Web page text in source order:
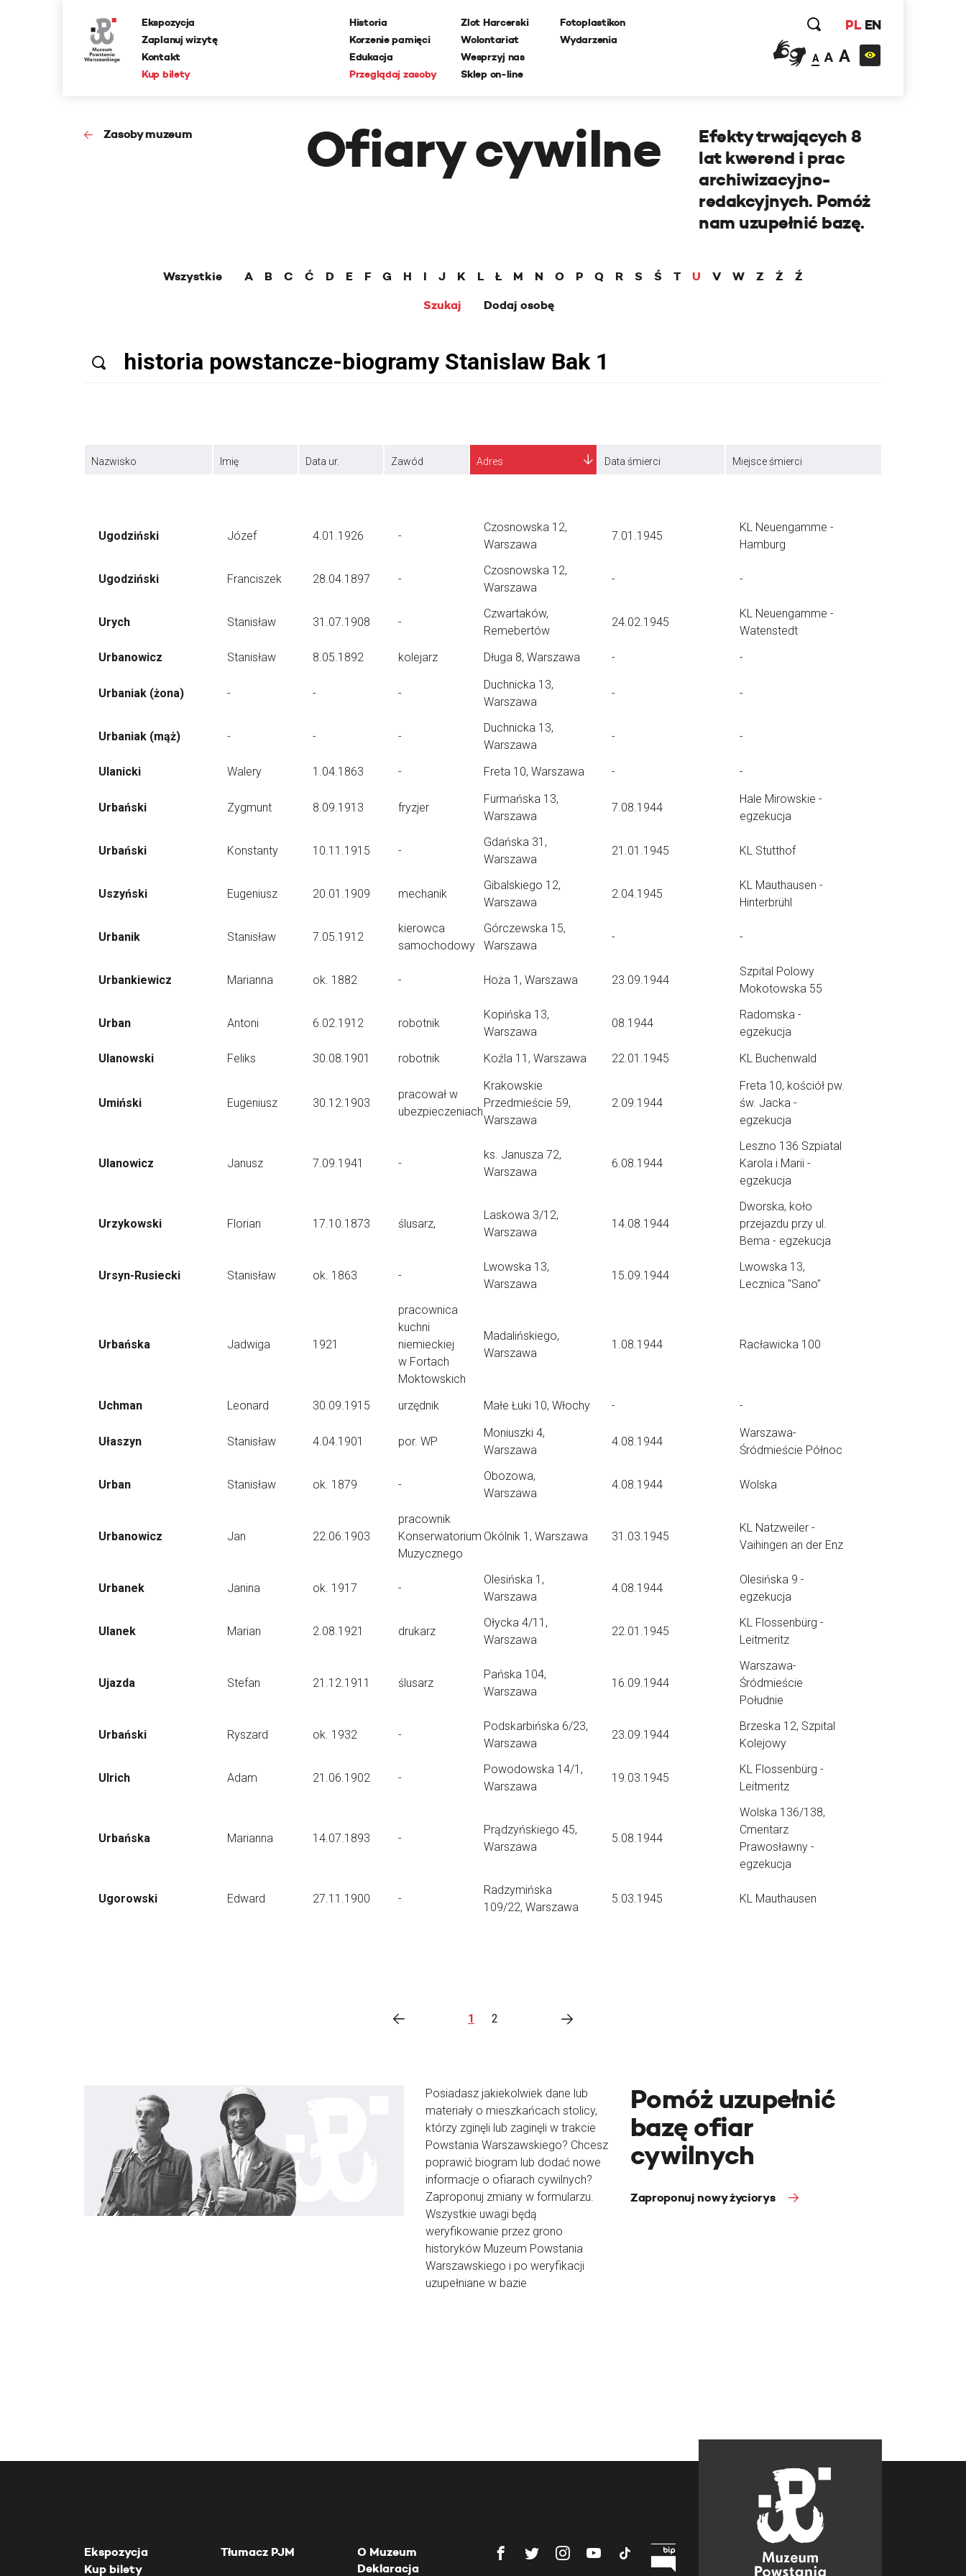
Ekspozycja
Zaplanuj wizytę
Kontakt
Kup bilety
Historia
Korzenie pamięci
Edukacja
Przeglądaj zasoby
Zlot Harcerski
Wolontariat
Wesprzyj nas
Sklep on-line
Fotoplastikon
Wydarzenia
PL EN
A A A
Zasoby muzeum Ofiary cywilne
Efekty trwających 8
lat kwerend i prac
archiwizacyjno-
redakcyjnych. Pomóż
nam uzupełnić bazę.
Wszystkie A B C Ć D E F G H I J K L Ł M N O P Q R S Ś T U V W Z Ż
Ź
Szukaj
Dodaj osobę
Nazwisko Imię Data ur. Zawód Adres Data śmierci Miejsce śmierci
Ugodziński Józef 4.01.1926 -
Czosnowska 12,
Warszawa
7.01.1945
KL Neuengamme -
Hamburg
Ugodziński Franciszek 28.04.1897 -
Czosnowska 12,
Warszawa
- -
Urych Stanisław 31.07.1908 -
Czwartaków,
Remebertów
24.02.1945
KL Neuengamme -
Watenstedt
Urbanowicz
Stanisław 8.05.1892 kolejarz Długa 8, Warszawa - -
Urbaniak (żona) - - -
Duchnicka 13,
Warszawa
- -
Urbaniak (mąż) - - -
Duchnicka 13,
Warszawa
- -
Ulanicki Walery 1.04.1863 - Freta 10, Warszawa - -
Urbański Zygmunt 8.09.1913 fryzjer
Furmańska 13,
Warszawa
7.08.1944
Hale Mirowskie -
egzekucja
Urbański Konstanty 10.11.1915 -
Gdańska 31,
Warszawa
21.01.1945 KL Stutthof
Uszyński Eugeniusz 20.01.1909 mechanik
Gibalskiego 12,
Warszawa
2.04.1945
KL Mauthausen -
Hinterbrühl
Urbanik Stanisław 7.05.1912
kierowca
samochodowy
Górczewska 15,
Warszawa
- -
Urbankiewicz Marianna ok. 1882 - Hoża 1, Warszawa 23.09.1944
Szpital Polowy
Mokotowska 55
Urban Antoni 6.02.1912 robotnik
Kopińska 13,
Warszawa
08.1944
Radomska -
egzekucja
Ulanowski
Feliks 30.08.1901 robotnik Koźla 11, Warszawa 22.01.1945 KL Buchenwald
Umiński Eugeniusz 30.12.1903
pracował w
ubezpieczeniach
Krakowskie
Przedmieście 59,
Warszawa
2.09.1944
Freta 10, kościół pw.
św. Jacka -
egzekucja
Ulanowicz Janusz 7.09.1941 -
ks. Janusza 72,
Warszawa
6.08.1944
Leszno 136 Szpiatal
Karola i Marii -
egzekucja
Urzykowski Florian 17.10.1873 ślusarz,
Laskowa 3/12,
Warszawa
14.08.1944
Dworska, koło
przejazdu przy ul.
Bema - egzekucja
Ursyn-Rusiecki Stanisław ok. 1863 -
Lwowska 13,
Warszawa
15.09.1944
Lwowska 13,
Lecznica "Sano"
Urbańska Jadwiga 1921
pracownica
kuchni
niemieckiej
w Fortach
Moktowskich
Madalińskiego,
Warszawa
1.08.1944 Racławicka 100
Uchman Leonard 30.09.1915 urzędnik Małe Łuki 10, Włochy - -
Ułaszyn Stanisław 4.04.1901 por. WP
Moniuszki 4,
Warszawa
4.08.1944
Warszawa-
Śródmieście Północ
Urban Stanisław ok. 1879 -
Obozowa,
Warszawa
4.08.1944 Wolska
Urbanowicz Jan 22.06.1903
pracownik
Konserwatorium
Muzycznego
Okólnik 1, Warszawa 31.03.1945
KL Natzweiler -
Vaihingen an der Enz
Urbanek Janina ok. 1917 -
Olesińska 1,
Warszawa
4.08.1944
Olesińska 9 -
egzekucja
Ulanek Marian 2.08.1921 drukarz
Ołycka 4/11,
Warszawa
22.01.1945
KL Flossenbürg -
Leitmeritz
Ujazda Stefan 21.12.1911 ślusarz
Pańska 104,
Warszawa
16.09.1944
Warszawa-
Śródmieście
Południe
Urbański Ryszard ok. 1932 -
Podskarbińska 6/23,
Warszawa
23.09.1944
Brzeska 12, Szpital
Kolejowy
Ulrich Adam 21.06.1902 -
Powodowska 14/1,
Warszawa
19.03.1945
KL Flossenbürg -
Leitmeritz
Urbańska Marianna 14.07.1893 -
Prądzyńskiego 45,
Warszawa
5.08.1944
Wolska 136/138,
Cmentarz
Prawosławny -
egzekucja
Ugorowski Edward 27.11.1900 -
Radzymińska
109/22, Warszawa
5.03.1945 KL Mauthausen
1 2
Posiadasz jakiekolwiek dane lub
materiały o mieszkańcach stolicy,
którzy zginęli lub zaginęli w trakcie
Powstania Warszawskiego? Chcesz
poprawić biogram lub dodać nowe
informacje o ofiarach cywilnych?
Zaproponuj zmiany w formularzu.
Wszystkie uwagi będą
weryfikowanie przez grono
historyków Muzeum Powstania
Warszawskiego i po weryfikacji
uzupełniane w bazie
Pomóż uzupełnić
bazę ofiar
cywilnych
Zaproponuj nowy życiorys
Ekspozycja
Kup bilety
Tłumacz PJM
O Muzeum
Deklaracja